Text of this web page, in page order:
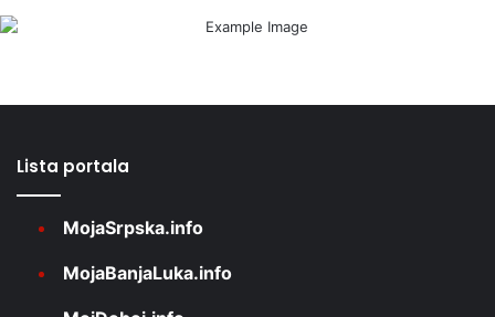
Lista portala
MojaSrpska.info
MojaBanjaLuka.info